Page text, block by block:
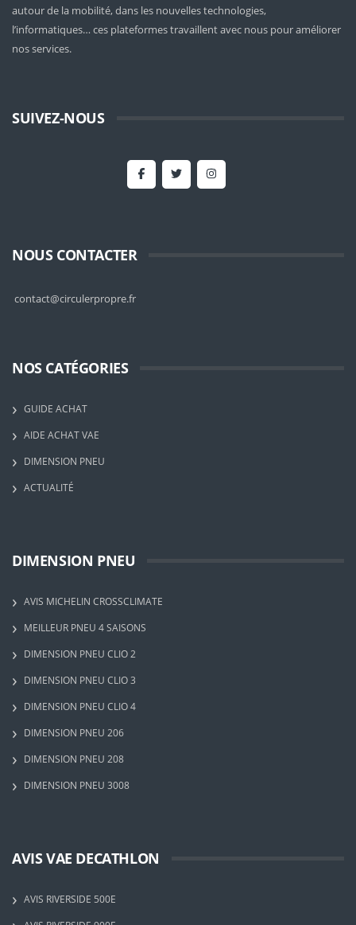
autour de la mobilité, dans les nouvelles technologies,
l’informatiques… ces plateformes travaillent avec nous pour améliorer
nos services.
SUIVEZ-NOUS
NOUS CONTACTER
contact@circulerpropre.fr
NOS CATÉGORIES
GUIDE ACHAT
AIDE ACHAT VAE
DIMENSION PNEU
ACTUALITÉ
DIMENSION PNEU
AVIS MICHELIN CROSSCLIMATE
MEILLEUR PNEU 4 SAISONS
DIMENSION PNEU CLIO 2
DIMENSION PNEU CLIO 3
DIMENSION PNEU CLIO 4
DIMENSION PNEU 206
DIMENSION PNEU 208
DIMENSION PNEU 3008
AVIS VAE DECATHLON
AVIS RIVERSIDE 500E